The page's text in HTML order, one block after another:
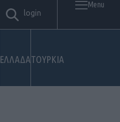
ΕΛΛΑΔΑΤΟΥΡΚΙΑ
login
Menu